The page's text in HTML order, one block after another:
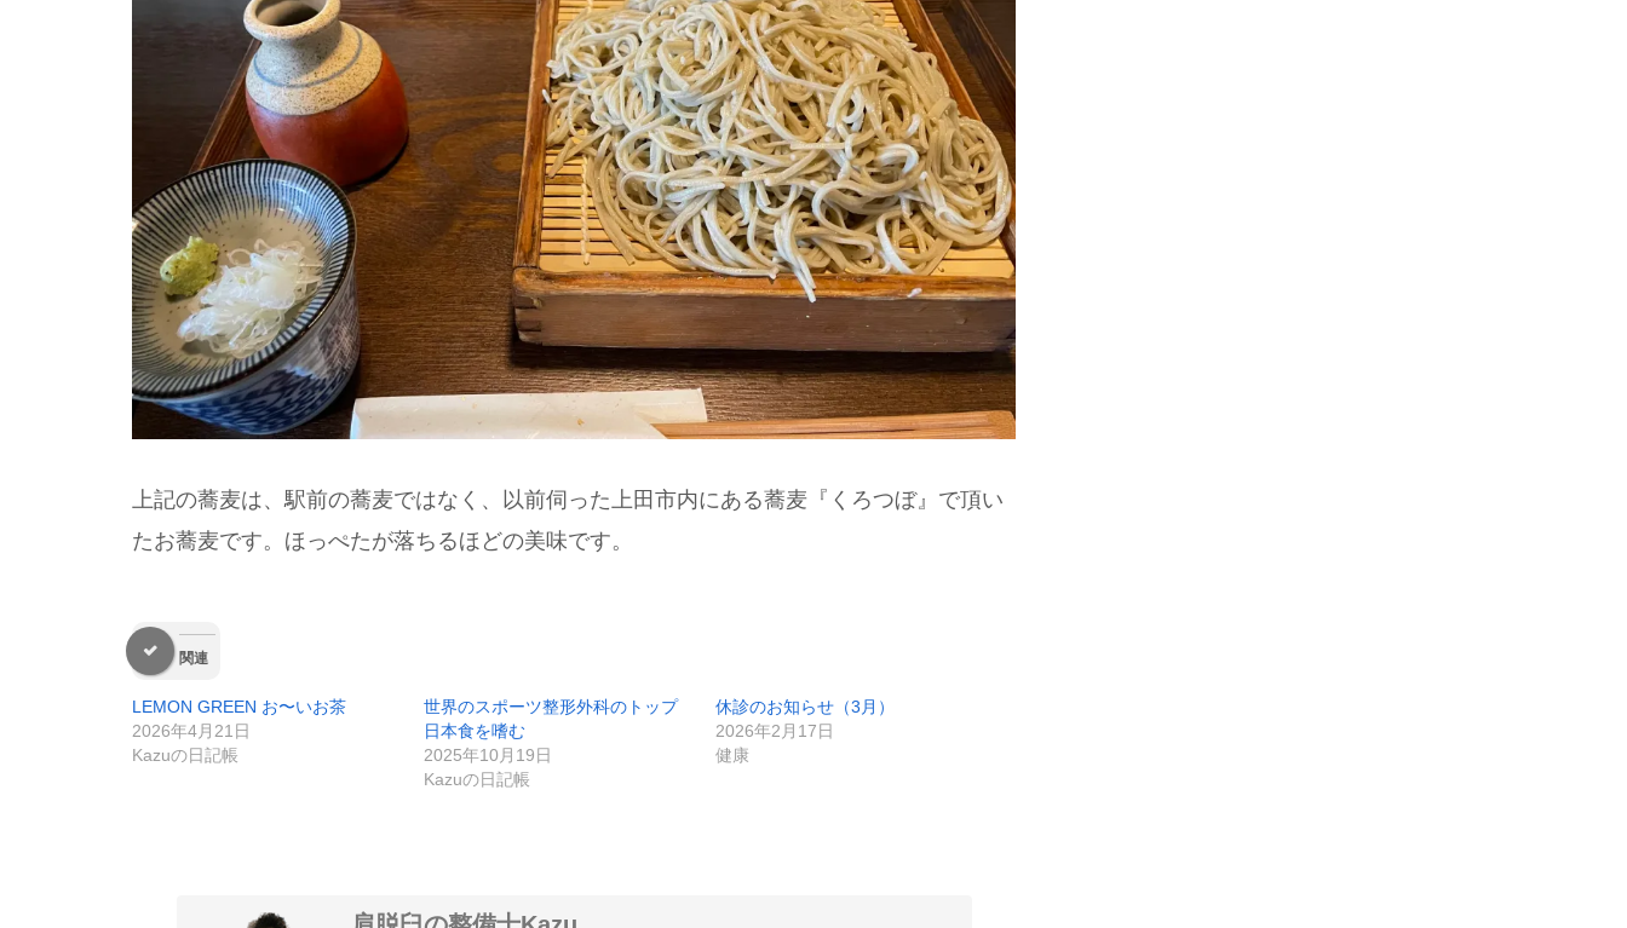
上記の蕎麦は、駅前の蕎麦ではなく、以前伺った上田市内にある蕎麦『くろつぼ』で頂い
たお蕎麦です。ほっぺたが落ちるほどの美味です。
関連
LEMON GREEN お〜いお茶
2026年4月21日
Kazuの日記帳
世界のスポーツ整形外科のトップ
日本食を嗜む
2025年10月19日
Kazuの日記帳
休診のお知らせ（3月）
2026年2月17日
健康